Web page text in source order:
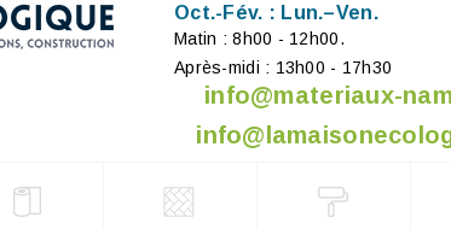
Oct.-Fév. : Lun.–Ven.
Matin : 8h00 - 12h00.
Après-midi : 13h00 - 17h30
info@materiaux-